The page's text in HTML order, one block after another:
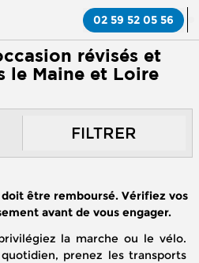
02 59 52 05 56
révisés et
le Maine et Loire
FILTRER
être remboursé. Vérifiez vos
avant de vous engager.
la marche ou le vélo.
prenez les transports